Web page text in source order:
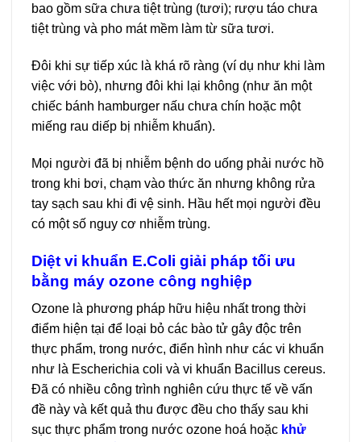
bao gồm sữa chưa tiệt trùng (tươi); rượu táo chưa
tiệt trùng và pho mát mềm làm từ sữa tươi.
Đôi khi sự tiếp xúc là khá rõ ràng (ví dụ như khi làm
việc với bò), nhưng đôi khi lại không (như ăn một
chiếc bánh hamburger nấu chưa chín hoặc một
miếng rau diếp bị nhiễm khuẩn).
Mọi người đã bị nhiễm bệnh do uống phải nước hồ
trong khi bơi, chạm vào thức ăn nhưng không rửa
tay sạch sau khi đi vệ sinh. Hầu hết mọi người đều
có một số nguy cơ nhiễm trùng.
Diệt vi khuẩn E.Coli giải pháp tối ưu
bằng máy ozone công nghiệp
Ozone là phương pháp hữu hiệu nhất trong thời
điểm hiện tại để loại bỏ các bào tử gây độc trên
thực phẩm, trong nước, điển hình như các vi khuẩn
như là Escherichia coli và vi khuẩn Bacillus cereus.
Đã có nhiều công trình nghiên cứu thực tế về vấn
đề này và kết quả thu được đều cho thấy sau khi
sục thực phẩm trong nước ozone hoá hoặc khử